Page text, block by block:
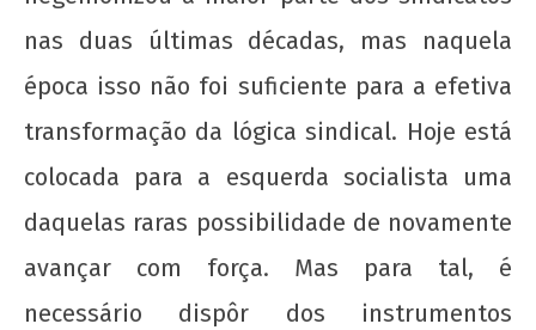
de
2017
admin
nas duas últimas décadas, mas naquela
época isso não foi suficiente para a efetiva
transformação da lógica sindical. Hoje está
colocada para a esquerda socialista uma
daquelas raras possibilidade de novamente
avançar com força. Mas para tal, é
necessário dispôr dos instrumentos